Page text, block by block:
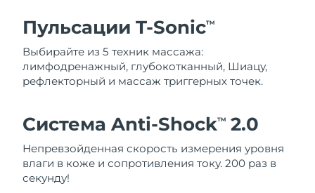
Пульсации T-SonicTM
Выбирайте из 5 техник массажа:
лимфодренажный, глубокотканный, Шиацу,
рефлекторный и массаж триггерных точек.
Система Anti-ShockTM 2.0
Непревзойденная скорость измерения уровня
влаги в коже и сопротивления току. 200 раз в
секунду!